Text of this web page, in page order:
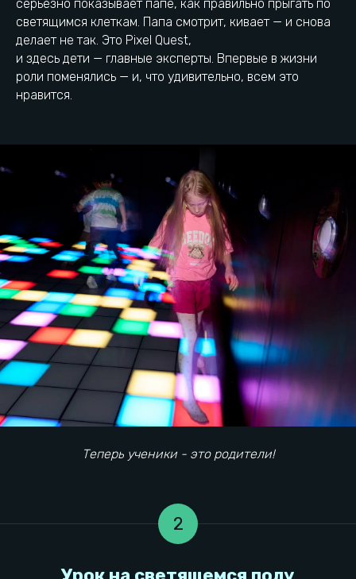
серьёзно показывает папе, как правильно прыгать по
светящимся клеткам. Папа смотрит, кивает — и снова
делает не так. Это Pixel Quest,
и здесь дети — главные эксперты. Впервые в жизни
роли поменялись — и, что удивительно, всем это
нравится.
Теперь ученики - это родители!
2
Что изменилось